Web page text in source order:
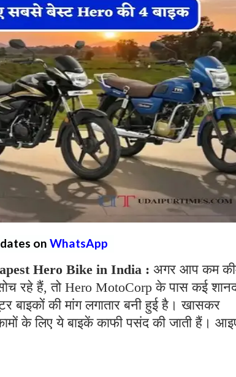
on WhatsApp
Hero Bike in India : अगर आप कम
रहे हैं, तो Hero MotoCorp के पास कई
बाइकों की मांग लगातार बनी हुई है। खासकर
के लिए ये बाइकें काफी पसंद की जाती हैं।